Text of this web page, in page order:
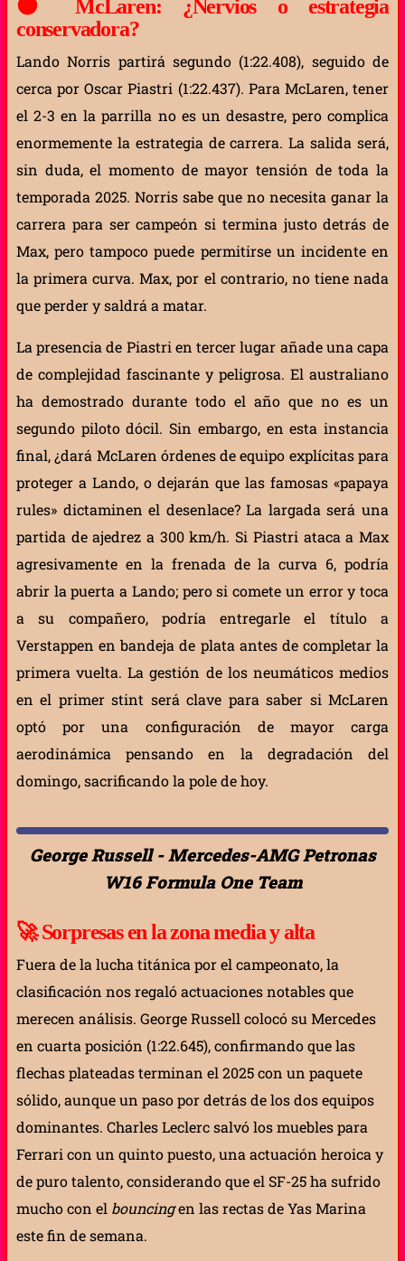
🟠
McLaren: ¿Nervios o estrategia
conservadora?
Lando Norris partirá segundo (1:22.408), seguido de
cerca por Oscar Piastri (1:22.437). Para McLaren, tener
el 2-3 en la parrilla no es un desastre, pero complica
enormemente la estrategia de carrera. La salida será,
sin duda, el momento de mayor tensión de toda la
temporada 2025. Norris sabe que no necesita ganar la
carrera para ser campeón si termina justo detrás de
Max, pero tampoco puede permitirse un incidente en
la primera curva. Max, por el contrario, no tiene nada
que perder y saldrá a matar.
La presencia de Piastri en tercer lugar añade una capa
de complejidad fascinante y peligrosa. El australiano
ha demostrado durante todo el año que no es un
segundo piloto dócil. Sin embargo, en esta instancia
final, ¿dará McLaren órdenes de equipo explícitas para
proteger a Lando, o dejarán que las famosas «papaya
rules» dictaminen el desenlace? La largada será una
partida de ajedrez a 300 km/h. Si Piastri ataca a Max
agresivamente en la frenada de la curva 6, podría
abrir la puerta a Lando; pero si comete un error y toca
a su compañero, podría entregarle el título a
Verstappen en bandeja de plata antes de completar la
primera vuelta. La gestión de los neumáticos medios
en el primer stint será clave para saber si McLaren
optó por una configuración de mayor carga
aerodinámica pensando en la degradación del
domingo, sacrificando la pole de hoy.
George Russell - Mercedes-AMG Petronas
W16 Formula One Team
🚀Sorpresas en la zona media y alta
Fuera de la lucha titánica por el campeonato, la
clasificación nos regaló actuaciones notables que
merecen análisis. George Russell colocó su Mercedes
en cuarta posición (1:22.645), confirmando que las
flechas plateadas terminan el 2025 con un paquete
sólido, aunque un paso por detrás de los dos equipos
dominantes. Charles Leclerc salvó los muebles para
Ferrari con un quinto puesto, una actuación heroica y
de puro talento, considerando que el SF-25 ha sufrido
mucho con el bouncingen las rectas de Yas Marina
este fin de semana.